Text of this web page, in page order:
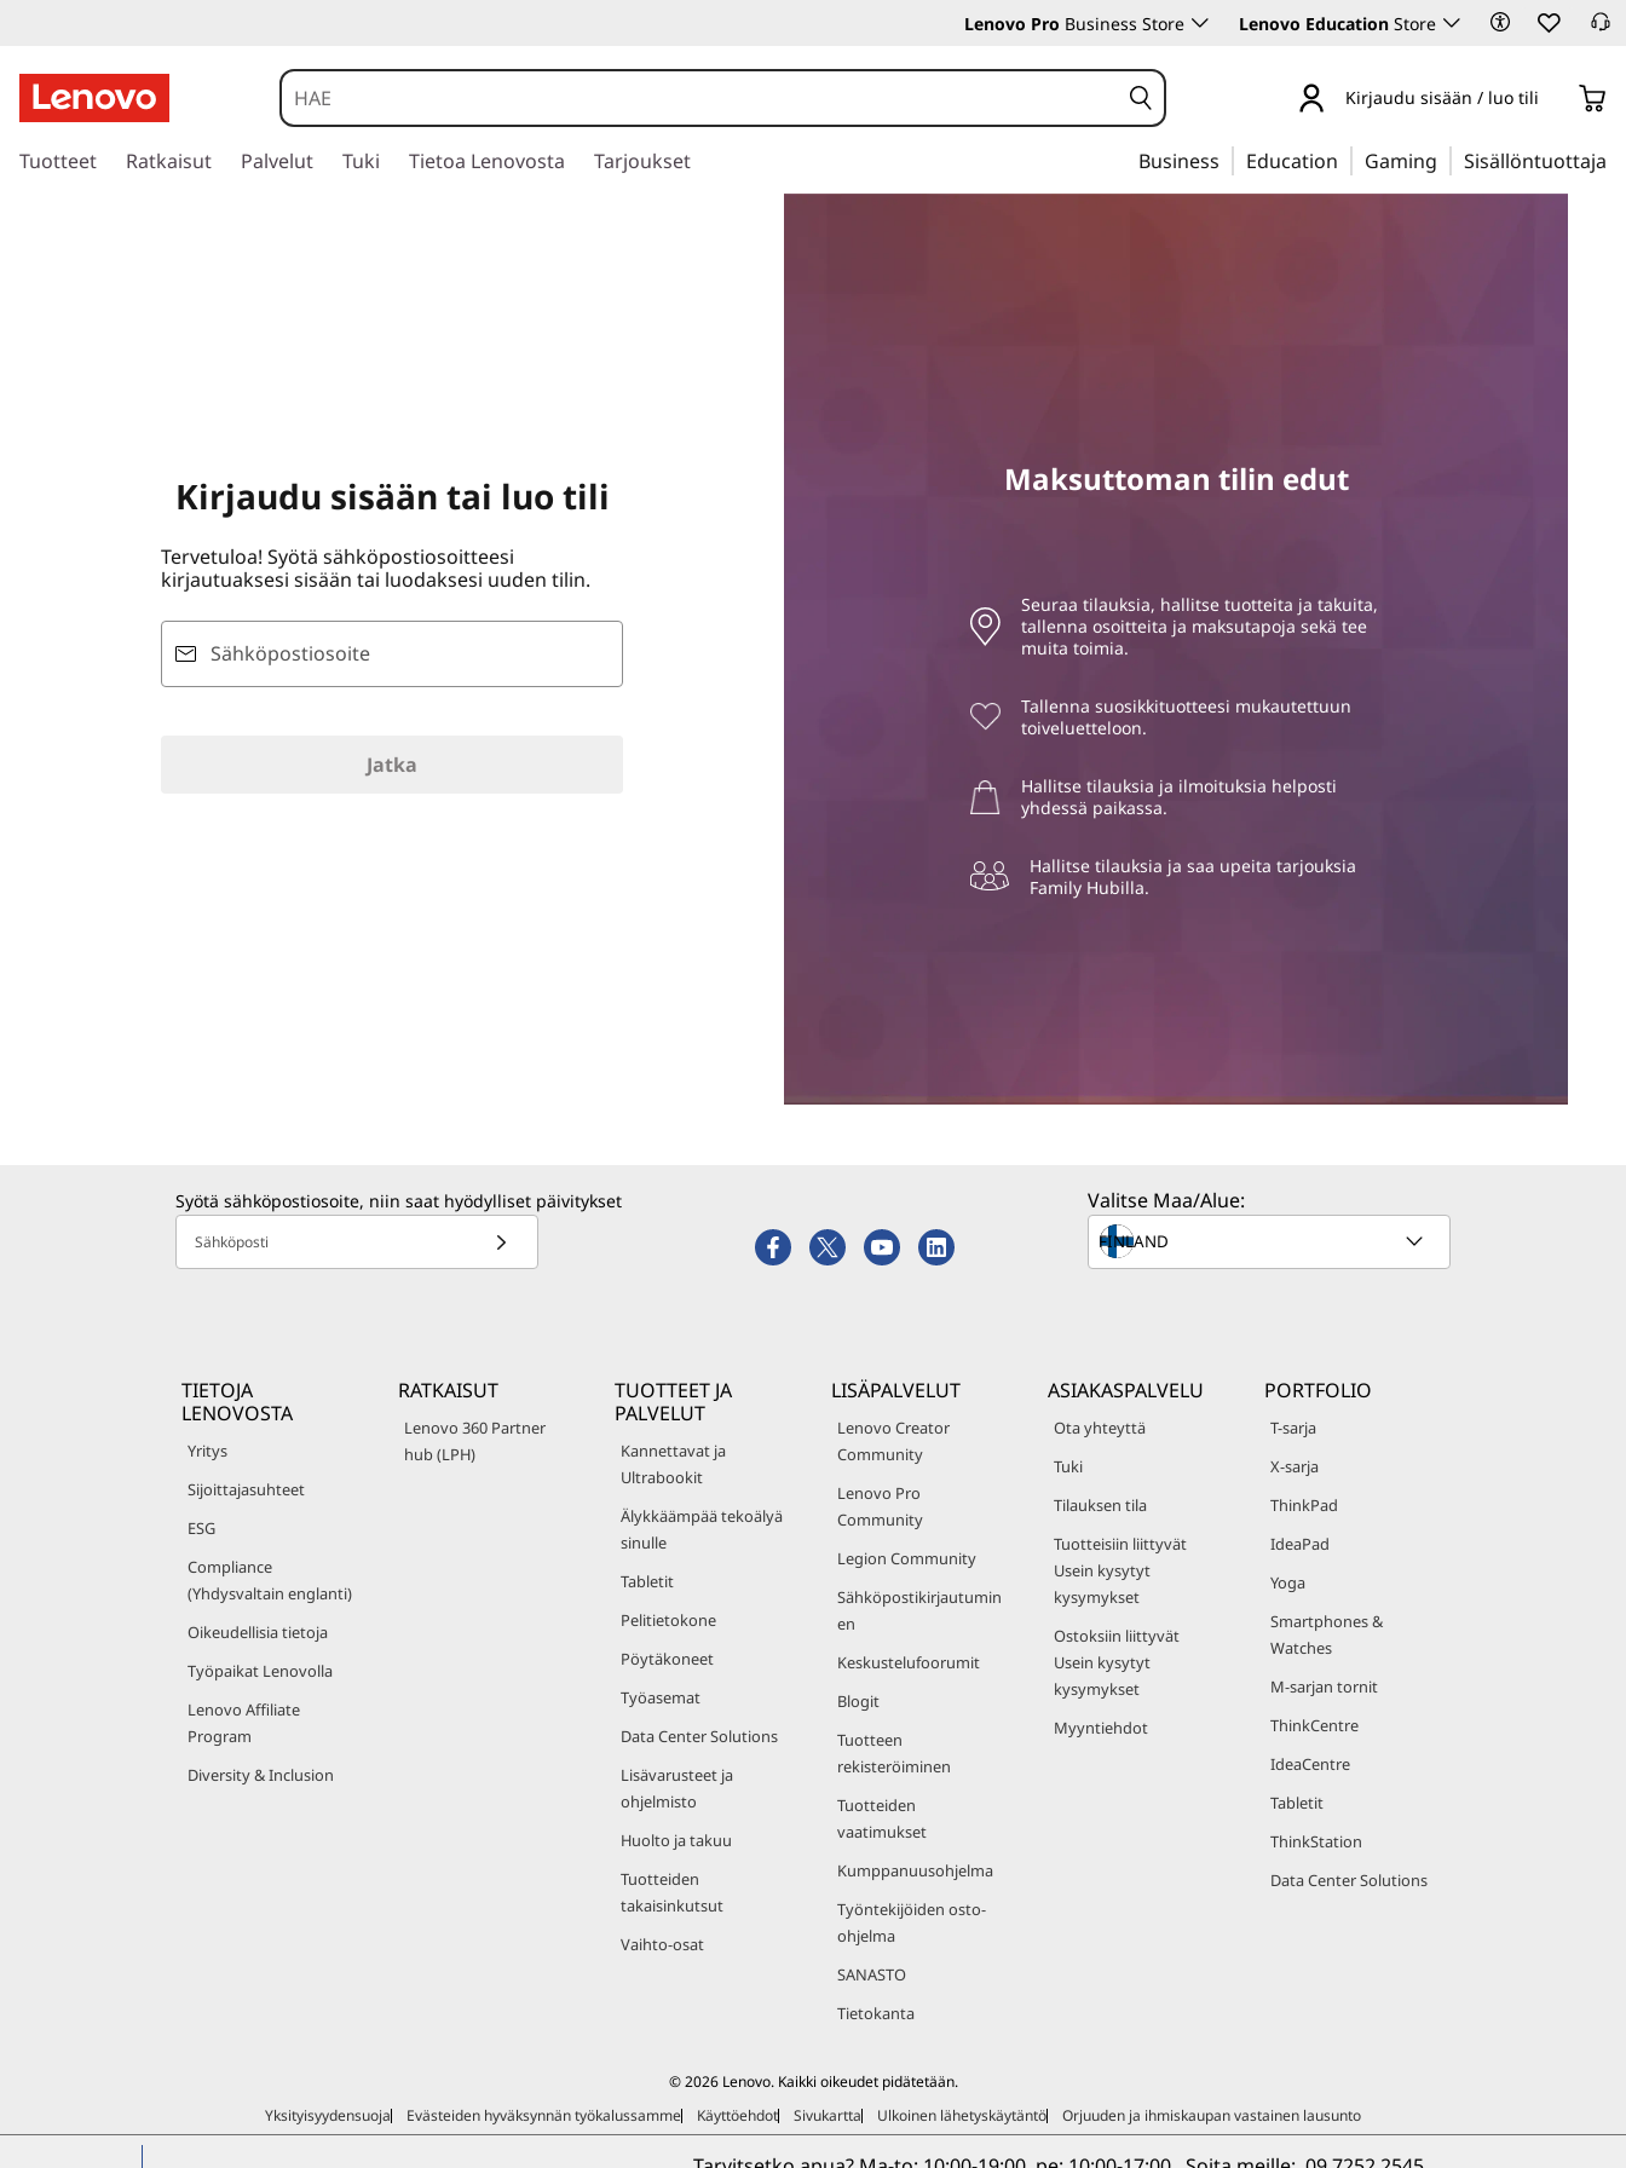
Lenovo Pro Business Store Lenovo Education Store
i
Kirjaudu sisään / luo tili
Tuotteet Ratkaisut Palvelut Tuki Tietoa Lenovosta Tarjoukset Business Education Gaming Sisällöntuottaja
Kirjaudu sisään tai luo tili
Tervetuloa! Syötä sähköpostiosoitteesi
kirjautuaksesi sisään tai luodaksesi uuden tilin.
Sähköpostiosoite
Jatka
Maksuttoman tilin edut
Seuraa tilauksia, hallitse tuotteita ja takuita,
tallenna osoitteita ja maksutapoja sekä tee
muita toimia.
Tallenna suosikkituotteesi mukautettuun
toiveluetteloon.
Hallitse tilauksia ja ilmoituksia helposti
yhdessä paikassa.
Hallitse tilauksia ja saa upeita tarjouksia
Family Hubilla.
Syötä sähköpostiosoite, niin saat hyödylliset päivitykset
Sähköposti
Valitse Maa/Alue:
TIETOJA
LENOVOSTA
Yritys
Sijoittajasuhteet
ESG
Compliance
(Yhdysvaltain englanti)
Oikeudellisia tietoja
Työpaikat Lenovolla
Lenovo Affiliate
Program
Diversity & Inclusion
RATKAISUT
Lenovo 360 Partner
hub (LPH)
TUOTTEET JA
PALVELUT
Kannettavat ja
Ultrabookit
Älykkäämpää tekoälyä
sinulle
Tabletit
Pelitietokone
Pöytäkoneet
Työasemat
Data Center Solutions
Lisävarusteet ja
ohjelmisto
Huolto ja takuu
Tuotteiden
takaisinkutsut
Vaihto-osat
LISÄPALVELUT
Lenovo Creator
Community
Lenovo Pro
Community
Legion Community
Sähköpostikirjautumin
en
Keskustelufoorumit
Blogit
Tuotteen
rekisteröiminen
Tuotteiden
vaatimukset
Kumppanuusohjelma
Työntekijöiden osto-
ohjelma
SANASTO
Tietokanta
ASIAKASPALVELU
Ota yhteyttä
Tuki
Tilauksen tila
Tuotteisiin liittyvät
Usein kysytyt
kysymykset
Ostoksiin liittyvät
Usein kysytyt
kysymykset
Myyntiehdot
PORTFOLIO
T-sarja
X-sarja
ThinkPad
IdeaPad
Yoga
Smartphones &
Watches
M-sarjan tornit
ThinkCentre
IdeaCentre
Tabletit
ThinkStation
Data Center Solutions
© 2026 Lenovo. Kaikki oikeudet pidätetään.
Yksityisyydensuoja
Evästeiden hyväksynnän työkalussamme Käyttöehdot Sivukartta Ulkoinen lähetyskäytäntö Orjuuden ja ihmiskaupan vastainen lausunto